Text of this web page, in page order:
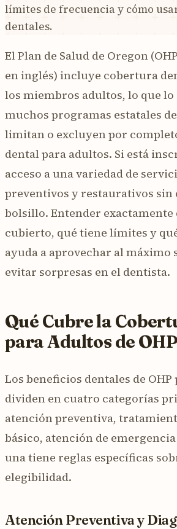
límites de frecuencia y cómo
dentales.
El Plan de Salud de Oregon
en inglés) incluye cobertura
los miembros adultos, lo que
muchos programas estatales
limitan o excluyen por
dental para adultos. Si está
acceso a una variedad de
preventivos y restaurativos sin
bolsillo. Entender exactamente
cubierto, qué tiene límites y
ayuda a aprovechar al máximo
evitar sorpresas en el dentista.
Qué Cubre la
para Adultos de
Los beneficios dentales de OHP
dividen en cuatro categorías
atención preventiva,
básico, atención de
una tiene reglas específicas
elegibilidad.
Atención Preventiva y